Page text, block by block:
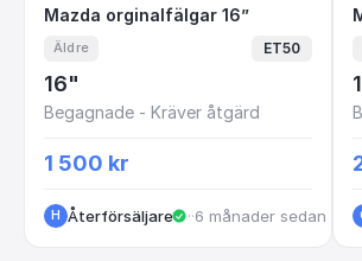
Mazda orginalfälgar 16”
Mazda orginalfälgar 16”
Äldre ET50
16"
Begagnade - Kräver åtgärd
1 500 kr
H Återförsäljare ·Stockholm
·6 månader sedan